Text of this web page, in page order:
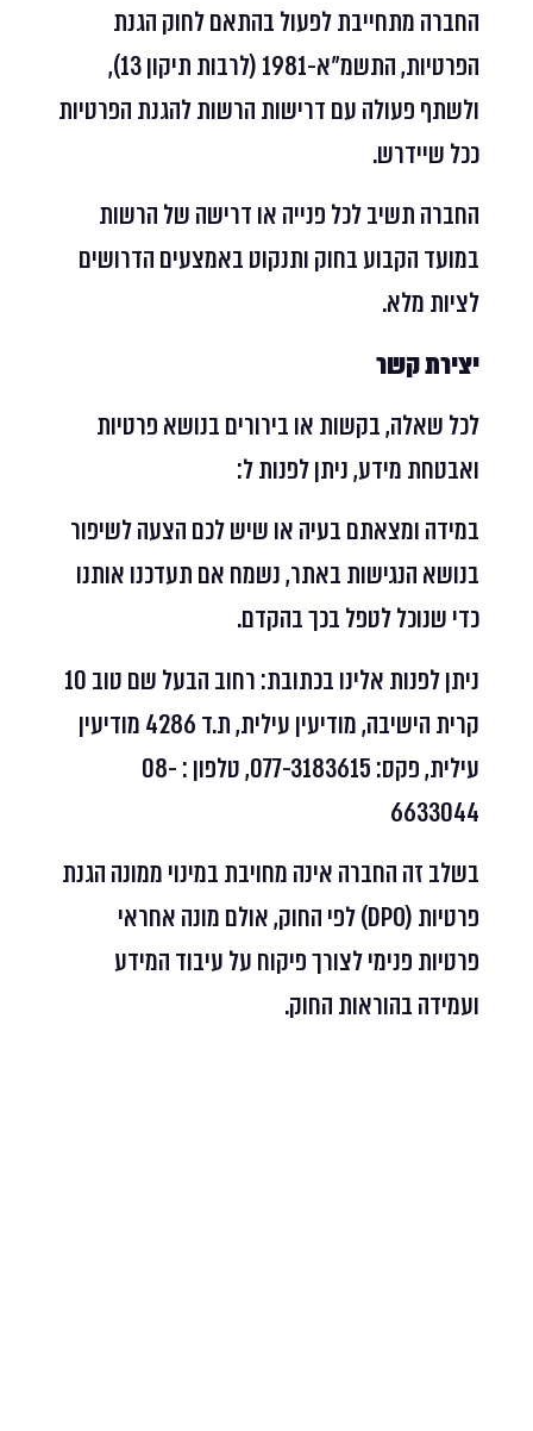
החברה מתחייבת לפעול בהתאם לחוק הגנת
הפרטיות, התשמ"א-1981 (לרבות תיקון 13),
ולשתף פעולה עם דרישות הרשות להגנת הפרטיות
ככל שיידרש.
החברה תשיב לכל פנייה או דרישה של הרשות
במועד הקבוע בחוק ותנקוט באמצעים הדרושים
לציות מלא.
יצירת קשר
לכל שאלה, בקשות או בירורים בנושא פרטיות
ואבטחת מידע, ניתן לפנות ל:
במידה ומצאתם בעיה או שיש לכם הצעה לשיפור
בנושא הנגישות באתר, נשמח אם תעדכנו אותנו
כדי שנוכל לטפל בכך בהקדם.
ניתן לפנות אלינו בכתובת: רחוב הבעל שם טוב 10
קרית הישיבה, מודיעין עילית, ת.ד 4286 מודיעין
עילית, פקס: 077-3183615, טלפון : 08-
6633044
בשלב זה החברה אינה מחויבת במינוי ממונה הגנת
פרטיות (DPO) לפי החוק, אולם מונה אחראי
פרטיות פנימי לצורך פיקוח על עיבוד המידע
ועמידה בהוראות החוק.